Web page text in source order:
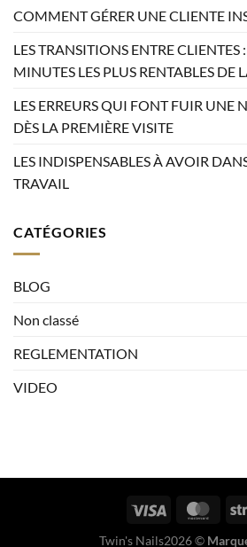
COMMENT GÉRER UNE CLIENTE
LES TRANSITIONS ENTRE CLIENTES
MINUTES LES PLUS RENTABLES DE
LES ERREURS QUI FONT FUIR UNE
DÈS LA PREMIÈRE VISITE
LES INDISPENSABLES À AVOIR
TRAVAIL
CATÉGORIES
BLOG
Non classé
REGLEMENTATION
VIDEO
Twin's Nails2026 ©